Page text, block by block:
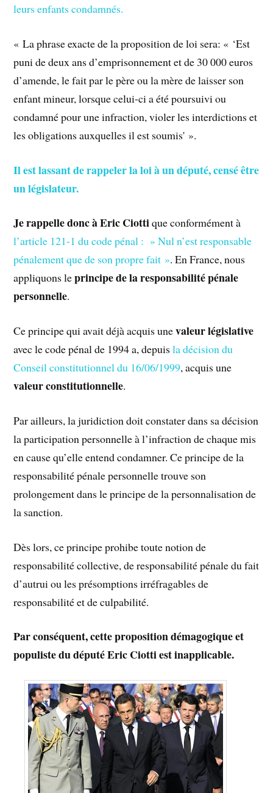
leurs enfants condamnés.
« La phrase exacte de la proposition de loi sera: « ‘Est
puni de deux ans d’emprisonnement et de 30 000 euros
d’amende, le fait par le père ou la mère de laisser son
enfant mineur, lorsque celui-ci a été poursuivi ou
condamné pour une infraction, violer les interdictions et
les obligations auxquelles il est soumis' ».
Il est lassant de rappeler la loi à un député, censé être
un législateur.
Je rappelle donc à Eric Ciottique conformément à
l’article 121-1 du code pénal : » Nul n’est responsable
pénalement que de son propre fait ». En France, nous
appliquons leprincipe de la responsabilité pénale
personnelle.
Ce principe qui avait déjà acquis unevaleur législative
avec le code pénal de 1994 a, depuisla décision du
Conseil constitutionnel du 16/06/1999, acquis une
valeur constitutionnelle.
Par ailleurs, la juridiction doit constater dans sa décision
la participation personnelle à l’infraction de chaque mis
en cause qu’elle entend condamner. Ce principe de la
responsabilité pénale personnelle trouve son
prolongement dans le principe de la personnalisation de
la sanction.
Dès lors, ce principe prohibe toute notion de
responsabilité collective, de responsabilité pénale du fait
d’autrui ou les présomptions irréfragables de
responsabilité et de culpabilité.
Par conséquent, cette proposition démagogique et
populiste du député Eric Ciotti est inapplicable.